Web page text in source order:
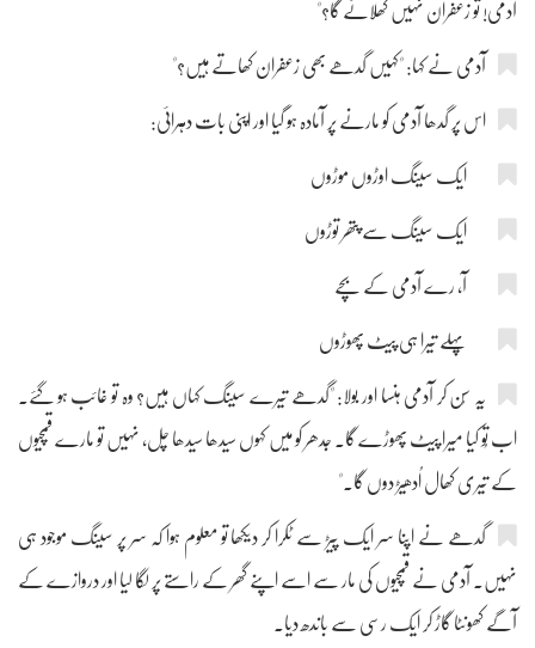
آدمی! تو زعفران نہیں کھلائے گا؟"
آدمی نے کہا: "کہیں گدھے بھی زعفران کھاتے ہیں؟"
اس پر گدھا آدمی کو مارنے پر آمادہ ہو گیا اور اپنی بات دہرائی:
ایک سینگ اوڑوں موڑوں
ایک سینگ سے پتھر توڑوں
آ، رے آدمی کے بچے
پہلے تیرا ہی پیٹ پھوڑوں
یہ سُن کر آدمی ہنسا اور بولا: "گدھے تیرے سینگ کہاں ہیں؟ وہ تو غائب ہو گئے۔
اب تُو کیا میرا پیٹ پھوڑے گا۔ جدھر کو میں کہوں سیدھا سیدھا چل، نہیں تو مارے قمچیوں
کے تیری کھال اُدھیڑ دوں گا۔"
گدھے نے اپنا سر ایک پیڑ سے ٹکرا کر دیکھا تو معلوم ہوا کہ سر پر سینگ موجود ہی
نہیں۔ آدمی نے قمچیوں کی مار سے اسے اپنے گھر کے راستے پر لگا لیا اور دروازے کے
آگے کھونٹا گاڑ کر ایک رسی سے باندھ دیا۔